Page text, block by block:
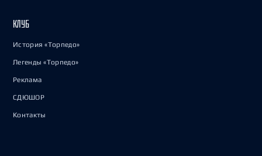
КЛУБ
История «Торпедо»
Легенды «Торпедо»
Реклама
СДЮШОР
Контакты